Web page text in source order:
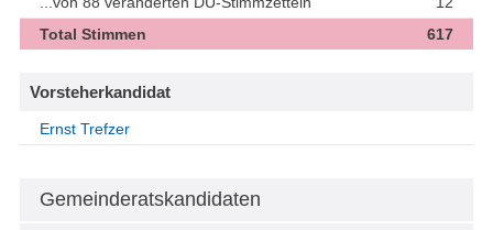
Total Stimmen
617
Vorsteherkandidat
Ernst Trefzer
Gemeinderatskandidaten